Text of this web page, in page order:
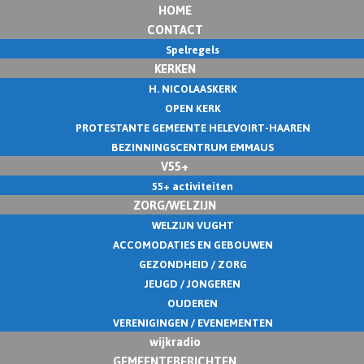
HOME
CONTACT
Spelregels
KERKEN
H. NICOLAASKERK
OPEN KERK
PROTESTANTE GEMEENTE HELEVOIRT-HAAREN
BEZINNINGSCENTRUM EMMAUS
V55+
55+ activiteiten
ZORG/WELZIJN
WELZIJN VUGHT
ACCOMODATIES EN GEBOUWEN
GEZONDHEID / ZORG
JEUGD / JONGEREN
OUDEREN
VERENIGINGEN / EVENEMENTEN
wijkradio